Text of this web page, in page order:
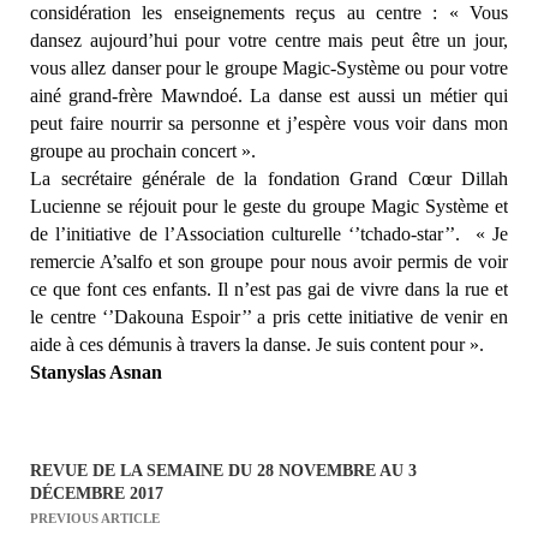
considération les enseignements reçus au centre : « Vous
dansez aujourd’hui pour votre centre mais peut être un jour,
vous allez danser pour le groupe Magic-Système ou pour votre
ainé grand-frère Mawndoé. La danse est aussi un métier qui
peut faire nourrir sa personne et j’espère vous voir dans mon
groupe au prochain concert ».
La secrétaire générale de la fondation Grand Cœur Dillah
Lucienne se réjouit pour le geste du groupe Magic Système et
de l’initiative de l’Association culturelle ‘’tchado-star’’.
« Je
remercie A’salfo et son groupe pour nous avoir permis de voir
ce que font ces enfants. Il n’est pas gai de vivre dans la rue et
le centre ‘’Dakouna Espoir’’ a pris cette initiative de venir en
aide à ces démunis à travers la danse. Je suis content pour ».
Stanyslas Asnan
N
a
REVUE DE LA SEMAINE DU 28 NOVEMBRE AU 3
DÉCEMBRE 2017
PREVIOUS ARTICLE